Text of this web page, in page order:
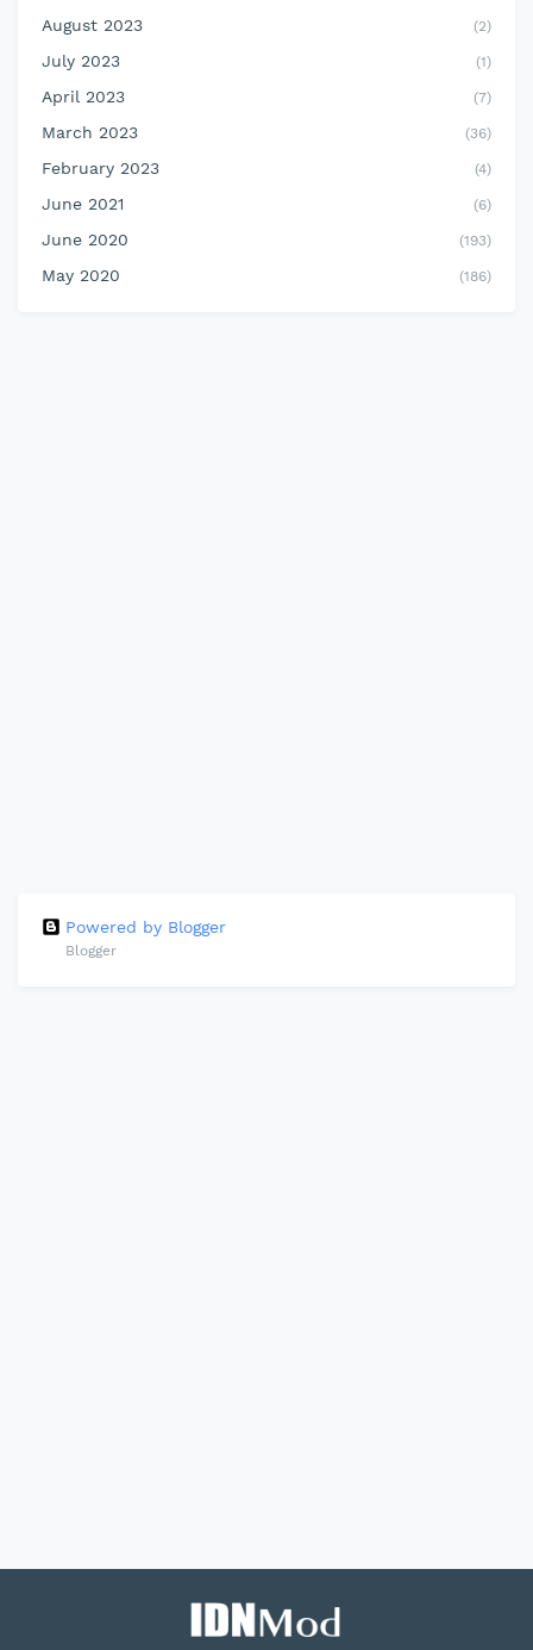
August 2023 (2)
July 2023 (1)
April 2023 (7)
March 2023 (36)
February 2023 (4)
June 2021 (6)
June 2020 (193)
May 2020 (186)
Powered by Blogger
Blogger